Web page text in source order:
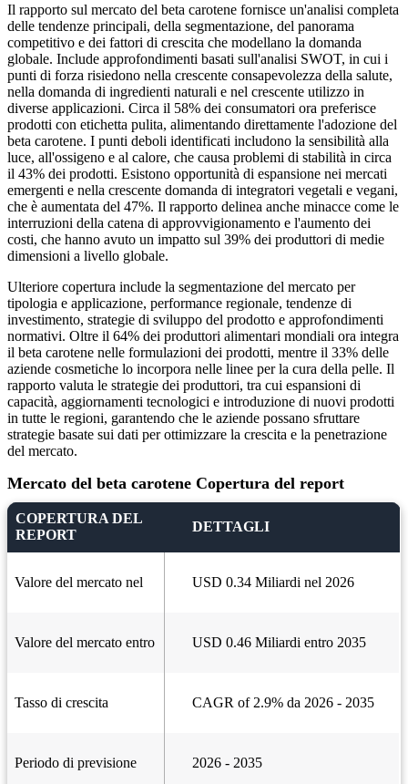
Il rapporto sul mercato del beta carotene fornisce un'analisi completa
delle tendenze principali, della segmentazione, del panorama
competitivo e dei fattori di crescita che modellano la domanda
globale. Include approfondimenti basati sull'analisi SWOT, in cui i
punti di forza risiedono nella crescente consapevolezza della salute,
nella domanda di ingredienti naturali e nel crescente utilizzo in
diverse applicazioni. Circa il 58% dei consumatori ora preferisce
prodotti con etichetta pulita, alimentando direttamente l'adozione del
beta carotene. I punti deboli identificati includono la sensibilità alla
luce, all'ossigeno e al calore, che causa problemi di stabilità in circa
il 43% dei prodotti. Esistono opportunità di espansione nei mercati
emergenti e nella crescente domanda di integratori vegetali e vegani,
che è aumentata del 47%. Il rapporto delinea anche minacce come le
interruzioni della catena di approvvigionamento e l'aumento dei
costi, che hanno avuto un impatto sul 39% dei produttori di medie
dimensioni a livello globale.
Ulteriore copertura include la segmentazione del mercato per
tipologia e applicazione, performance regionale, tendenze di
investimento, strategie di sviluppo del prodotto e approfondimenti
normativi. Oltre il 64% dei produttori alimentari mondiali ora integra
il beta carotene nelle formulazioni dei prodotti, mentre il 33% delle
aziende cosmetiche lo incorpora nelle linee per la cura della pelle. Il
rapporto valuta le strategie dei produttori, tra cui espansioni di
capacità, aggiornamenti tecnologici e introduzione di nuovi prodotti
in tutte le regioni, garantendo che le aziende possano sfruttare
strategie basate sui dati per ottimizzare la crescita e la penetrazione
del mercato.
Mercato del beta carotene Copertura del report
COPERTURA DEL
REPORT
DETTAGLI
Valore del mercato nel USD 0.34 Miliardi nel 2026
Valore del mercato entro USD 0.46 Miliardi entro 2035
Tasso di crescita CAGR of 2.9% da 2026 - 2035
Periodo di previsione 2026 - 2035